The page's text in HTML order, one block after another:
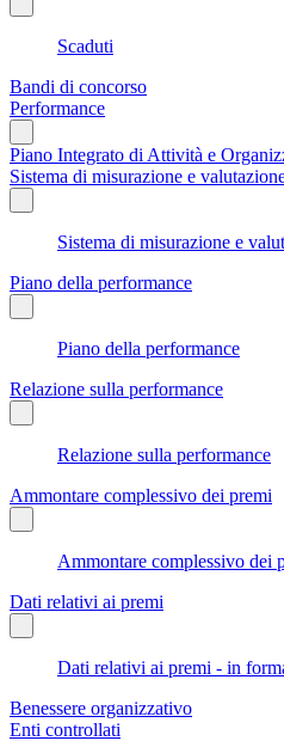
Scaduti
Bandi di concorso
Performance
Piano Integrato di Attività e
Sistema di misurazione e
Sistema di misurazione e
Piano della performance
Piano della performance
Relazione sulla performance
Relazione sulla performance
Ammontare complessivo dei premi
Ammontare complessivo dei
Dati relativi ai premi
Dati relativi ai premi - in
Benessere organizzativo
Enti controllati